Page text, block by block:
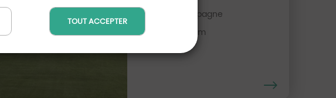
TOUT ACCEPTER
La Rioja, Espagne
Distance : 32 Km